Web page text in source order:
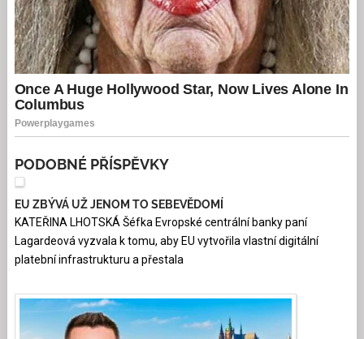
PODOBNÉ PŘÍSPĚVKY
EU ZBÝVÁ UŽ JENOM TO SEBEVĚDOMÍ
KATEŘINA LHOTSKÁ Šéfka Evropské centrální banky paní
Lagardeová vyzvala k tomu, aby EU vytvořila vlastní digitální
platební infrastrukturu a přestala